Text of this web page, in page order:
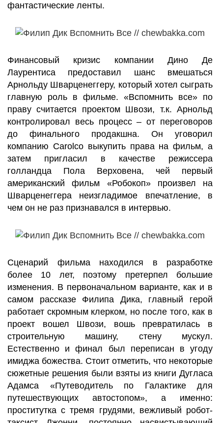
фантастические ленты.
Финансовый кризис компании Дино Де
Лаурентиса предоставил шанс вмешаться
Арнольду Шварценеггеру, который хотел сыграть
главную роль в фильме. «Вспомнить все» по
праву считается проектом Швози, т.к. Арнольд
контролировал весь процесс – от переговоров
до финального продакшна. Он уговорил
компанию Carolco выкупить права на фильм, а
затем пригласил в качестве режиссера
голландца Пола Верховена, чей первый
американский фильм «Робокоп» произвел на
Шварценеггера неизгладимое впечатление, в
чем он не раз признавался в интервью.
Сценарий фильма находился в разработке
более 10 лет, поэтому претерпел большие
изменения. В первоначальном варианте, как и в
самом рассказе Филипа Дика, главный герой
работает скромным клерком, но после того, как в
проект вошел Швози, вошь превратилась в
строительную машину, стену мускул.
Естественно и финал был переписан в угоду
имиджа божества. Стоит отметить, что некоторые
сюжетные решения были взяты из книги Дугласа
Адамса «Путеводитель по Галактике для
путешествующих автостопом», а именно:
проститутка с тремя грудями, вежливый робот-